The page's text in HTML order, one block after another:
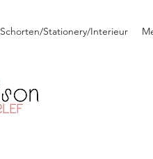
Schorten/Stationery/Interieur